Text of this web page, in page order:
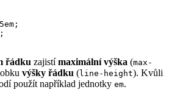
řádku zajistímaximální výška (max-
výšky řádku (line-height). Kvůli
použít například jednotky em.